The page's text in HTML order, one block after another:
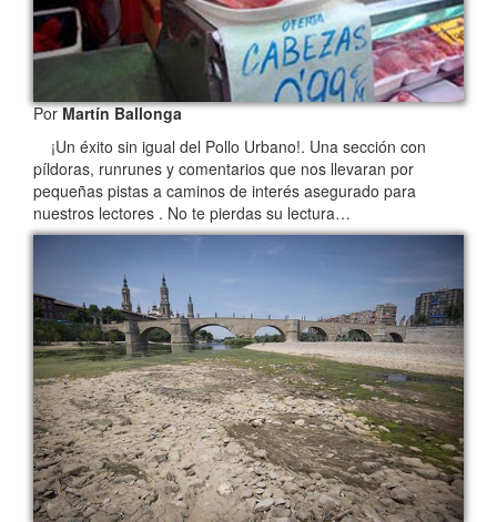
PorMartín Ballonga
¡Un éxito sin igual del Pollo Urbano!. Una sección con
píldoras, runrunes y comentarios que nos llevaran por
pequeñas pistas a caminos de interés asegurado para
nuestros lectores . No te pierdas su lectura…